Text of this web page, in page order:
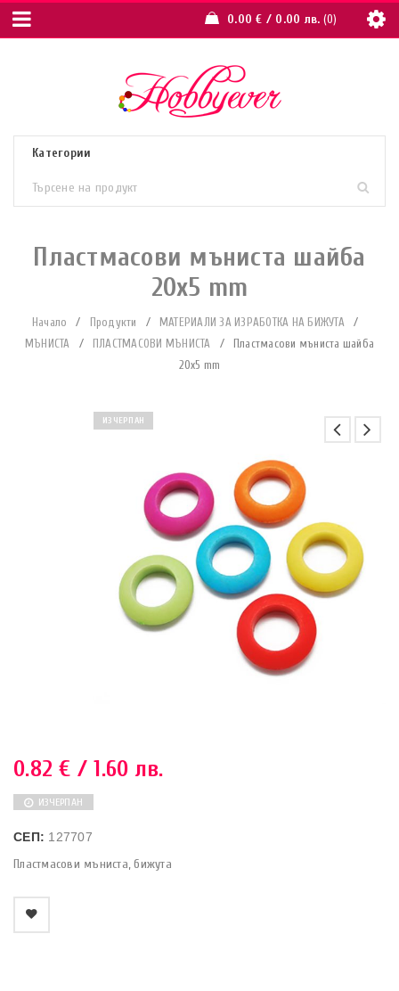
0.00€ / 0.00 лв. 0
Пластмасови мъниста шайба
20х5 mm
Начало / Продукти / МАТЕРИАЛИ ЗА ИЗРАБОТКА НА БИЖУТА
/
МЪНИСТА
/ ПЛАСТМАСОВИ МЪНИСТА /
Пластмасови мъниста шайба
20х5 mm
ИЗЧЕРПАН
0.82€ / 1.60 лв.
ИЗЧЕРПАН
СЕП: 127707
Пластмасови мъниста, бижута